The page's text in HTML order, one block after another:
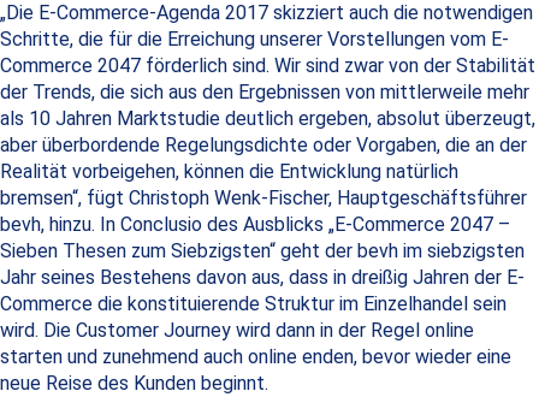
„Die E-Commerce-Agenda 2017 skizziert auch die notwendigen
Schritte, die für die Erreichung unserer Vorstellungen vom E-
Commerce 2047 förderlich sind. Wir sind zwar von der Stabilität
der Trends, die sich aus den Ergebnissen von mittlerweile mehr
als 10 Jahren Marktstudie deutlich ergeben, absolut überzeugt,
aber überbordende Regelungsdichte oder Vorgaben, die an der
Realität vorbeigehen, können die Entwicklung natürlich
bremsen“, fügt Christoph Wenk-Fischer, Hauptgeschäftsführer
bevh, hinzu. In Conclusio des Ausblicks „E-Commerce 2047 –
Sieben Thesen zum Siebzigsten“ geht der bevh im siebzigsten
Jahr seines Bestehens davon aus, dass in dreißig Jahren der E-
Commerce die konstituierende Struktur im Einzelhandel sein
wird. Die Customer Journey wird dann in der Regel online
starten und zunehmend auch online enden, bevor wieder eine
neue Reise des Kunden beginnt.